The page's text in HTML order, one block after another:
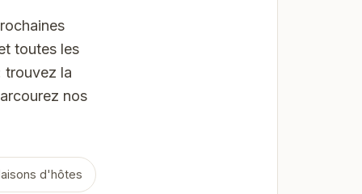
toutes les
trouvez la
nos
d'hôtes